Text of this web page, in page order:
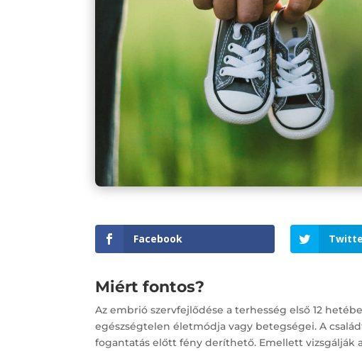
Facebook
Miért fontos?
Az embrió szervfejlődése a terhesség első 12
egészségtelen életmódja vagy betegségei. A
fogantatás előtt fény deríthető. Emellett vizsgálják